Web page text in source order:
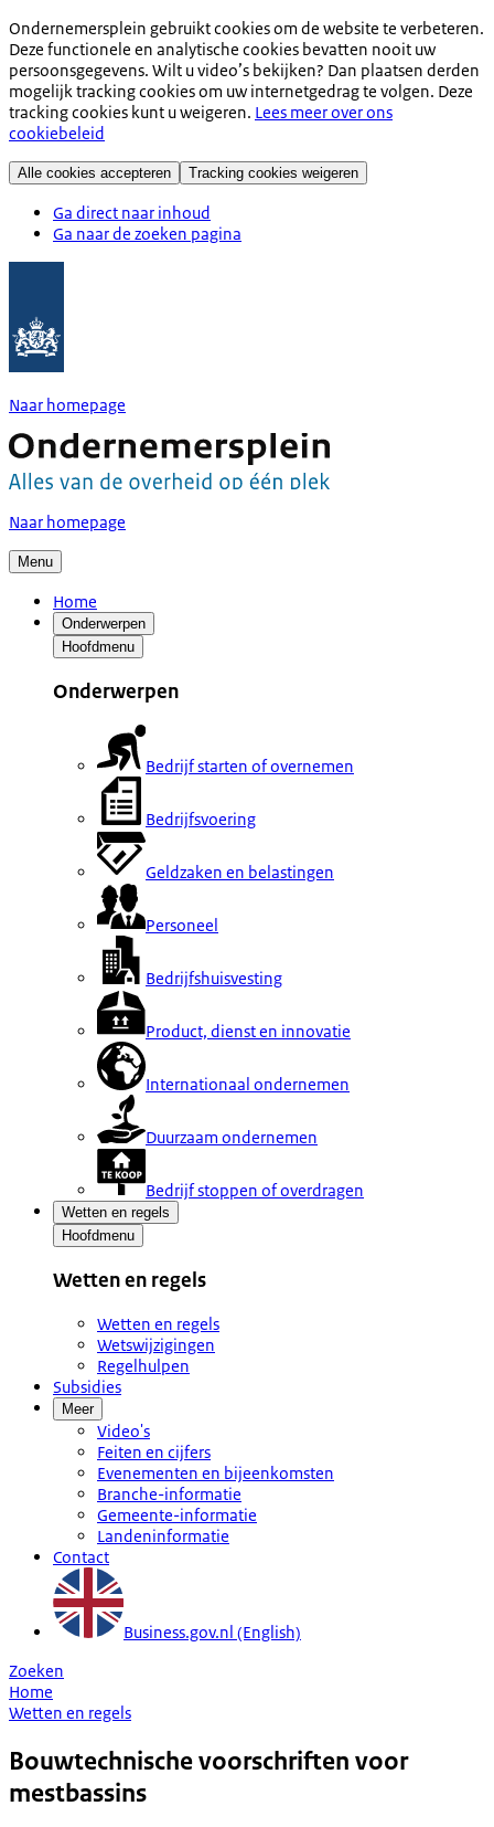
Ondernemersplein gebruikt cookies om de website te verbeteren.
Deze functionele en analytische cookies bevatten nooit uw
persoonsgegevens. Wilt u video’s bekijken? Dan plaatsen derden
mogelijk tracking cookies om uw internetgedrag te volgen. Deze
tracking cookies kunt u weigeren. Lees meer over ons
cookiebeleid
Alle cookies accepteren Tracking cookies weigeren
Ga direct naar inhoud
Ga naar de zoeken pagina
Naar homepage
Naar homepage
Menu
Home
Onderwerpen
Hoofdmenu
Onderwerpen
Bedrijf starten of overnemen
Bedrijfsvoering
Geldzaken en belastingen
Personeel
Bedrijfshuisvesting
Product, dienst en innovatie
Internationaal ondernemen
Duurzaam ondernemen
Bedrijf stoppen of overdragen
Wetten en regels
Hoofdmenu
Wetten en regels
Wetten en regels
Wetswijzigingen
Regelhulpen
Subsidies
Meer
Video's
Feiten en cijfers
Evenementen en bijeenkomsten
Branche-informatie
Gemeente-informatie
Landeninformatie
Contact
Business.gov.nl (English)
Zoeken
Home
Wetten en regels
Bouwtechnische voorschriften voor
mestbassins